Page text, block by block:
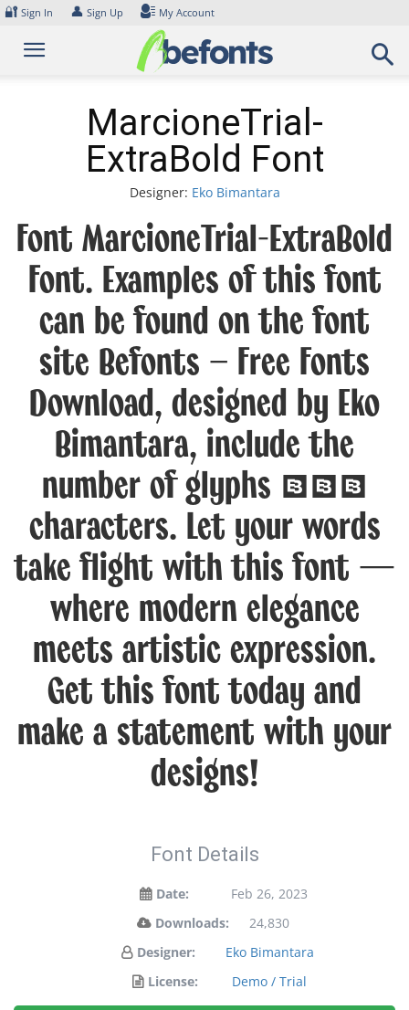
Skip
content
🔐 Sign In 👤 Sign Up My Account
MarcioneTrial-
ExtraBold Font
Designer: Eko Bimantara
Font MarcioneTrial-ExtraBold
Font. Examples of this font
can be found on the font
site Befonts – Free Fonts
Download, designed by Eko
Bimantara, include the
number of glyphs 347
characters. Let your words
take flight with this font —
where modern elegance
meets artistic expression.
Get this font today and
make a statement with your
designs!
Font Details
Date:
Feb 26, 2023
Downloads:
24,830
Designer:
Eko Bimantara
License:
Demo / Trial